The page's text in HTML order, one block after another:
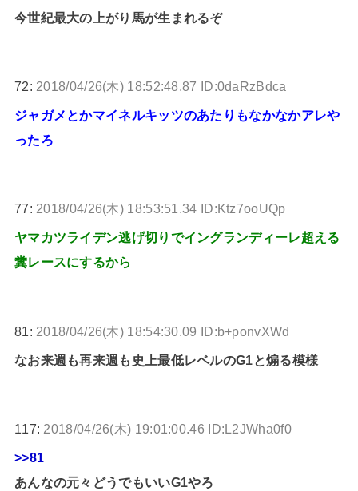
今世紀最大の上がり馬が生まれるぞ
72: 2018/04/26(木) 18:52:48.87 ID:0daRzBdca
ジャガメとかマイネルキッツのあたりもなかなかアレや
ったろ
77: 2018/04/26(木) 18:53:51.34 ID:Ktz7ooUQp
ヤマカツライデン逃げ切りでイングランディーレ超える
糞レースにするから
81: 2018/04/26(木) 18:54:30.09 ID:b+ponvXWd
なお来週も再来週も史上最低レベルのG1と煽る模様
117: 2018/04/26(木) 19:01:00.46 ID:L2JWha0f0
>>81
あんなの元々どうでもいいG1やろ